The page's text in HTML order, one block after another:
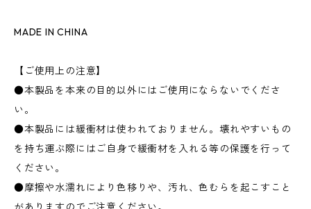
MADE IN CHINA
【ご使用上の注意】
●本製品を本来の目的以外にはご使用にならないでくださ
い。
●本製品には緩衝材は使われておりません。壊れやすいもの
を持ち運ぶ際にはご自身で緩衝材を入れる等の保護を行って
ください。
●摩擦や水濡れにより色移りや、汚れ、色むらを起こすこと